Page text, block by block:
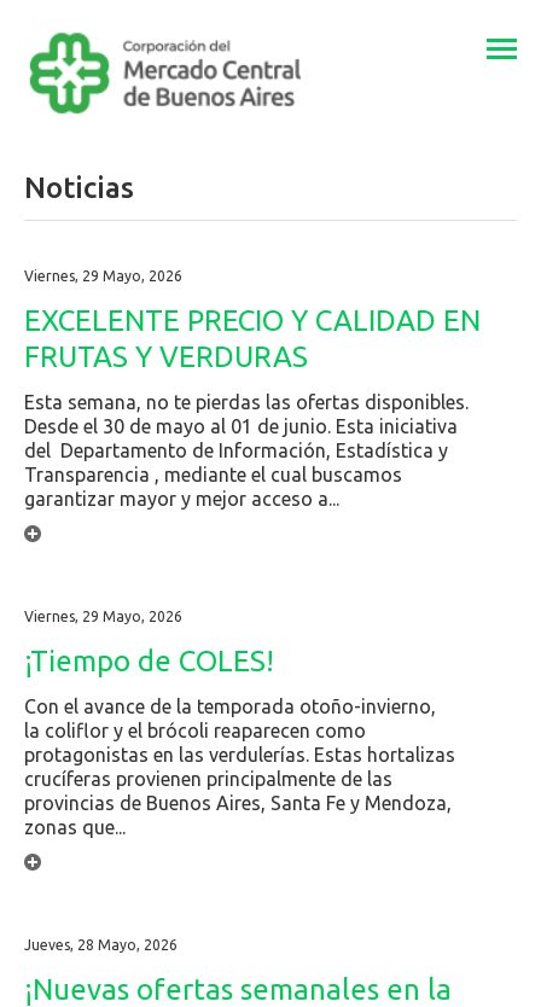
Noticias
Viernes, 29 Mayo, 2026
EXCELENTE PRECIO Y CALIDAD EN
FRUTAS Y VERDURAS
Esta semana, no te pierdas las ofertas disponibles.
Desde el 30 de mayo al 01 de junio. Esta iniciativa
del Departamento de Información, Estadística y
Transparencia , mediante el cual buscamos
garantizar mayor y mejor acceso a...
Viernes, 29 Mayo, 2026
¡Tiempo de COLES!
Con el avance de la temporada otoño-invierno,
la coliflor y el brócoli reaparecen como
protagonistas en las verdulerías. Estas hortalizas
crucíferas provienen principalmente de las
provincias de Buenos Aires, Santa Fe y Mendoza,
zonas que...
Jueves, 28 Mayo, 2026
¡Nuevas ofertas semanales en la